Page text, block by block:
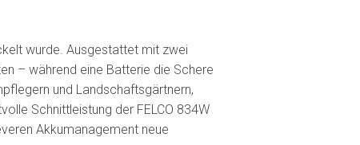
wurde. Ausgestattet mit zwei
– während eine Batterie die Schere
und Landschaftsgärtnern,
Schnittleistung der FELCO 834W
Akkumanagement neue